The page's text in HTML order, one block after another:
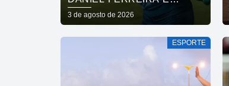
ENCONTRADO VIVO APÓS
44 DIAS
3 de agosto de 2026
ESPORTE